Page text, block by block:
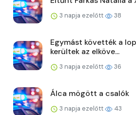
3 napja ezelőtt 38
Egymást követték a
kerültek az elköve...
3 napja ezelőtt 36
Álca mögött a csalók
3 napja ezelőtt 43